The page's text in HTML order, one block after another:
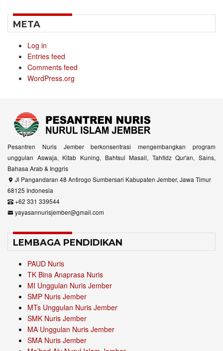
META
Log in
Entries feed
Comments feed
WordPress.org
Pesantren Nuris Jember berkonsentrasi mengembangkan program
unggulan Aswaja, Kitab Kuning, Bahtsul Masail, Tahfidz Qur'an, Sains,
Bahasa Arab & Inggris
Jl Pangandaran 48 Antirogo Sumbersari Kabupaten Jember, Jawa Timur
68125 Indonesia
+62 331 339544
yayasannurisjember@gmail.com
LEMBAGA PENDIDIKAN
PAUD Nuris
TK Bina Anaprasa Nuris
MI Unggulan Nuris Jember
SMP Nuris Jember
MTs Unggulan Nuris Jember
SMK Nuris Jember
MA Unggulan Nuris Jember
SMA Nuris Jember